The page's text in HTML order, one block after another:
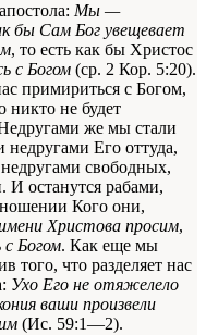
Мы —
бы Сам Бог увещевает
, то есть как бы Христос
с Богом (ср. 2 Кор. 5:20).
примириться с Богом,
никто не будет
же мы стали
Его оттуда,
свободных,
останутся рабами,
Кого они,
Христова просим,
Богом. Как еще мы
того, что разделяет нас
Ухо Его не отяжелело
ваши произвели
(Ис. 59:1—2).